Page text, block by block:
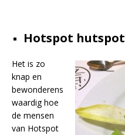
Hotspot hutspot
Het is zo
knap en
bewonderens
waardig hoe
de mensen
van Hotspot